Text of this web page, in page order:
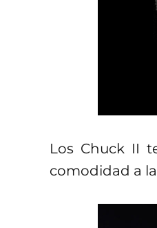
Los Chuck II
comodidad a